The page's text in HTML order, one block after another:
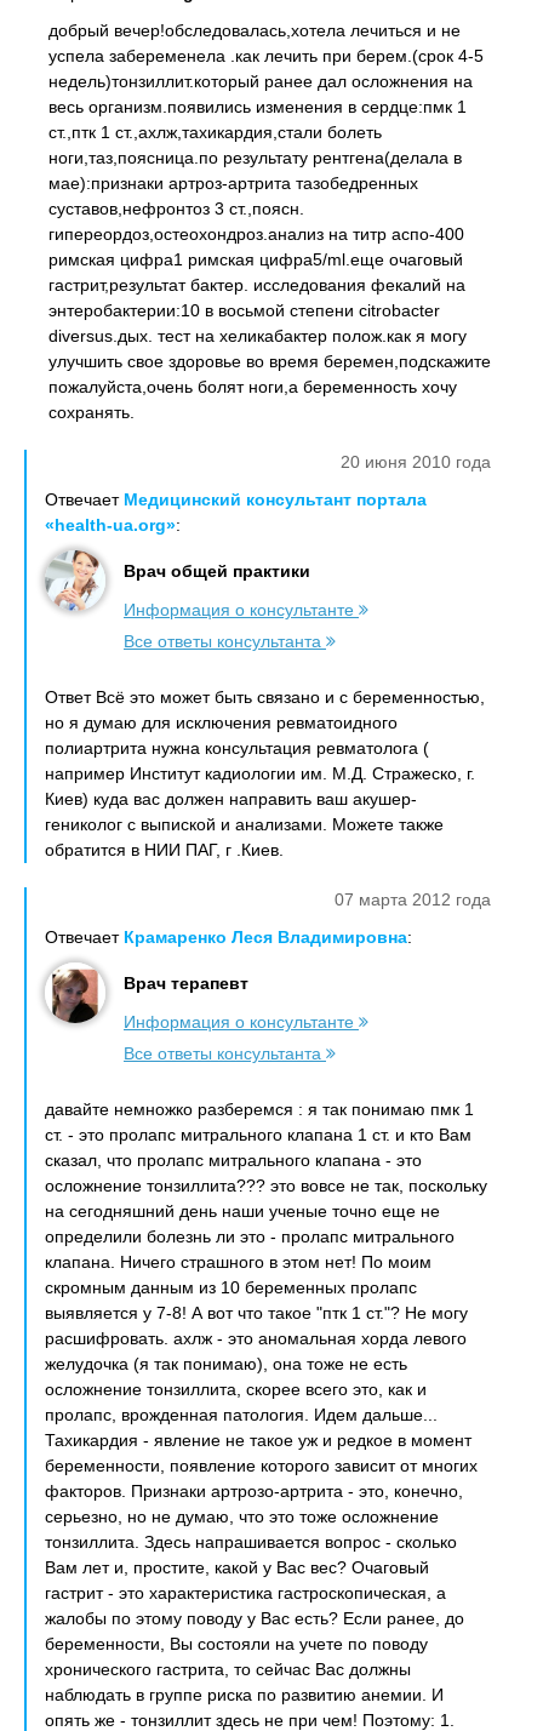
добрый вечер!обследовалась,хотела лечиться и не
успела забеременела .как лечить при берем.(срок 4-5
недель)тонзиллит.который ранее дал осложнения на
весь организм.появились изменения в сердце:пмк 1
ст.,птк 1 ст.,ахлж,тахикардия,стали болеть
ноги,таз,поясница.по результату рентгена(делала в
мае):признаки артроз-артрита тазобедренных
суставов,нефронтоз 3 ст.,поясн.
гипереордоз,остеохондроз.анализ на титр аспо-400
римская цифра1 римская цифра5/ml.еще очаговый
гастрит,результат бактер. исследования фекалий на
энтеробактерии:10 в восьмой степени citrobacter
diversus.дых. тест на хеликабактер полож.как я могу
улучшить свое здоровье во время беремен,подскажите
пожалуйста,очень болят ноги,а беременность хочу
сохранять.
20 июня 2010 года
Отвечает Медицинский консультант портала
«health-ua.org»:
Врач общей практики
Информация о консультанте
Все ответы консультанта
Ответ Всё это может быть связано и с беременностью,
но я думаю для исключения ревматоидного
полиартрита нужна консультация ревматолога (
например Институт кадиологии им. М.Д. Стражеско, г.
Киев) куда вас должен направить ваш акушер-
гениколог с выпиской и анализами. Можете также
обратится в НИИ ПАГ, г .Киев.
07 марта 2012 года
Отвечает Крамаренко Леся Владимировна:
Врач терапевт
Информация о консультанте
Все ответы консультанта
давайте немножко разберемся : я так понимаю пмк 1
ст. - это пролапс митрального клапана 1 ст. и кто Вам
сказал, что пролапс митрального клапана - это
осложнение тонзиллита??? это вовсе не так, поскольку
на сегодняшний день наши ученые точно еще не
определили болезнь ли это - пролапс митрального
клапана. Ничего страшного в этом нет! По моим
скромным данным из 10 беременных пролапс
выявляется у 7-8! А вот что такое "птк 1 ст."? Не могу
расшифровать. ахлж - это аномальная хорда левого
желудочка (я так понимаю), она тоже не есть
осложнение тонзиллита, скорее всего это, как и
пролапс, врожденная патология. Идем дальше...
Тахикардия - явление не такое уж и редкое в момент
беременности, появление которого зависит от многих
факторов. Признаки артрозо-артрита - это, конечно,
серьезно, но не думаю, что это тоже осложнение
тонзиллита. Здесь напрашивается вопрос - сколько
Вам лет и, простите, какой у Вас вес? Очаговый
гастрит - это характеристика гастроскопическая, а
жалобы по этому поводу у Вас есть? Если ранее, до
беременности, Вы состояли на учете по поводу
хронического гастрита, то сейчас Вас должны
наблюдать в группе риска по развитию анемии. И
опять же - тонзиллит здесь не при чем! Поэтому: 1.